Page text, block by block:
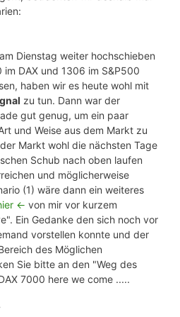
Dienstag weiter hochschieben
DAX und 1306 im S&P500
haben wir es heute wohl mit
zu tun. Dann war der
gut genug, um ein paar
und Weise aus dem Markt zu
Markt wohl die nächsten Tage
Schub nach oben laufen
und möglicherweise
(1) wäre dann ein weiteres
<- von mir vor kurzem
Ein Gedanke den sich noch vor
vorstellen konnte und der
des Möglichen
Sie bitte an den "Weg des
7000 here we come .....